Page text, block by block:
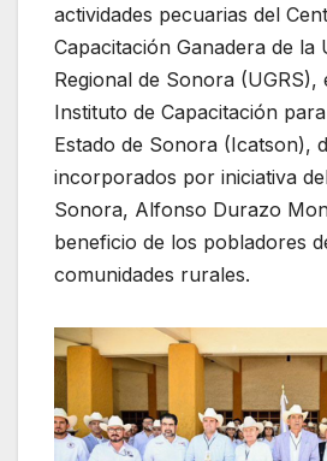
actividades pecuarias del
Capacitación Ganadera de la
Regional de Sonora (UGRS),
Instituto de Capacitación
Estado de Sonora (Icatson),
incorporados por iniciativa
Sonora, Alfonso Durazo
beneficio de los pobladores
comunidades rurales.